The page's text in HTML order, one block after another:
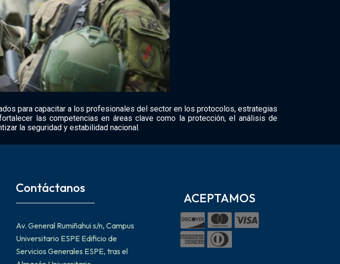
para capacitar a los profesionales del sector en los protocolos, estrategias
las competencias en áreas clave como la protección, el análisis de
la seguridad y estabilidad nacional.
Contáctanos
Av. General Rumiñahui s/n, Campus
Universitario ESPE Edificio de
Servicios Generales ESPE, tras el
ACEPTAMOS